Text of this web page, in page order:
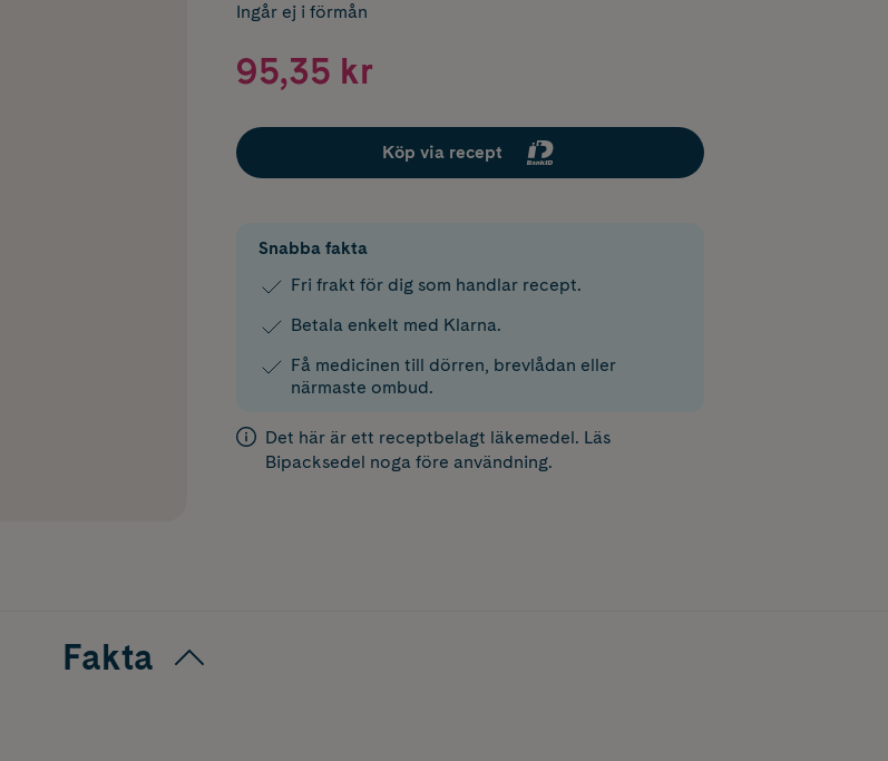
Ingår ej i förmån
95,35 kr
Köp via recept
Snabba fakta
Fri frakt för dig som handlar recept.
Betala enkelt med Klarna.
Få medicinen till dörren, brevlådan eller
närmaste ombud.
Det här är ett receptbelagt läkemedel. Läs
Bipacksedel noga före användning.
Fakta